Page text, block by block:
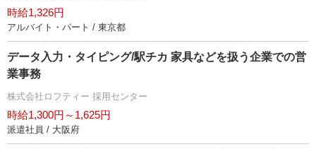
時給1,326円
アルバイト・パート / 東京都
データ入力・タイピング/駅チカ 家具などを扱う企業での営
業事務
株式会社ロフティー 採用センター
時給1,300円～1,625円
派遣社員 / 大阪府